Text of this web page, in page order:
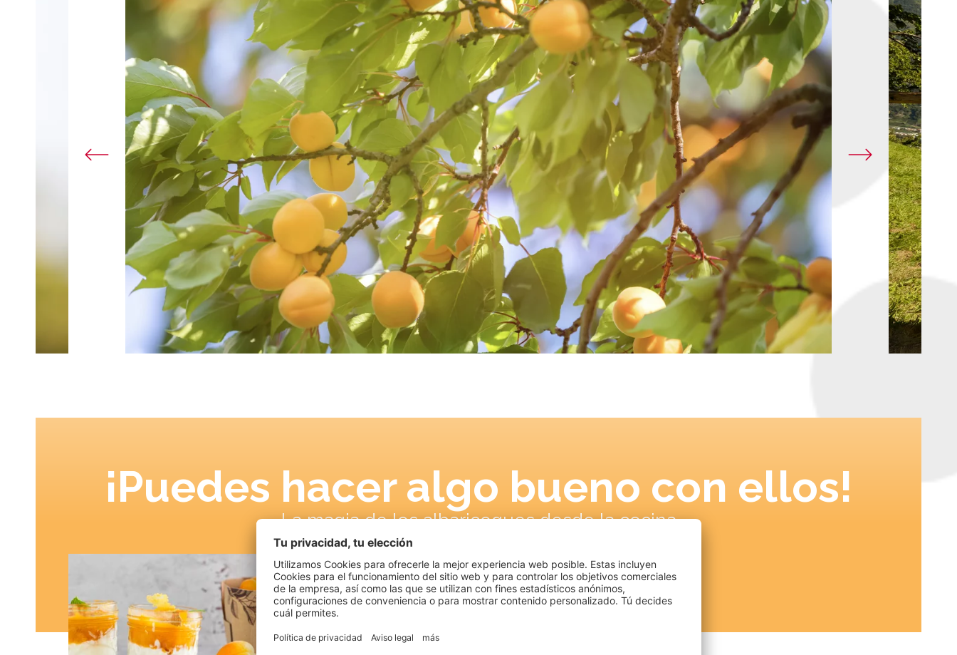
¡Puedes hacer algo bueno con ellos!
La magia de los albaricoques desde la cocina